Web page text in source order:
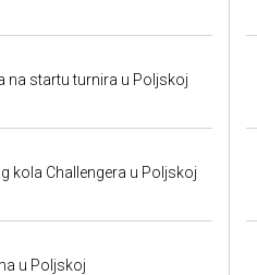
na startu turnira u Poljskoj
kola Challengera u Poljskoj
u Poljskoj